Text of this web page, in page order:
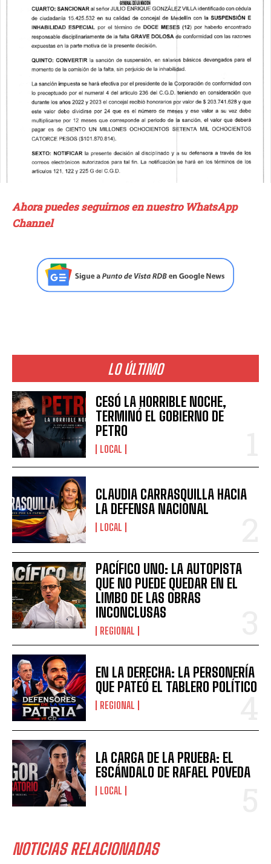
Ahora puedes seguirnos en nuestro WhatsApp
Channel
LO ÚLTIMO
CESÓ LA HORRIBLE NOCHE,
TERMINÓ EL GOBIERNO DE
PETRO
LOCAL
CLAUDIA CARRASQUILLA HACIA
LA DEFENSA NACIONAL
LOCAL
PACÍFICO UNO: LA AUTOPISTA
QUE NO PUEDE QUEDAR EN EL
LIMBO DE LAS OBRAS
INCONCLUSAS
REGIONAL
EN LA DERECHA: LA PERSONERÍA
QUE PATEÓ EL TABLERO POLÍTICO
REGIONAL
LA CARGA DE LA PRUEBA: EL
ESCÁNDALO DE RAFAEL POVEDA
LOCAL
NOTICIAS RELACIONADAS